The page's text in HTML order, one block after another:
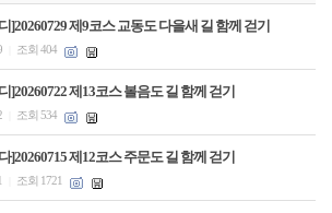
]20260729 제9코스 교동도 다을새 길 함께 걷기
조회 404
]20260722 제13코스 볼음도 길 함께 걷기
조회 534
]20260715 제12코스 주문도 길 함께 걷기
조회 1721